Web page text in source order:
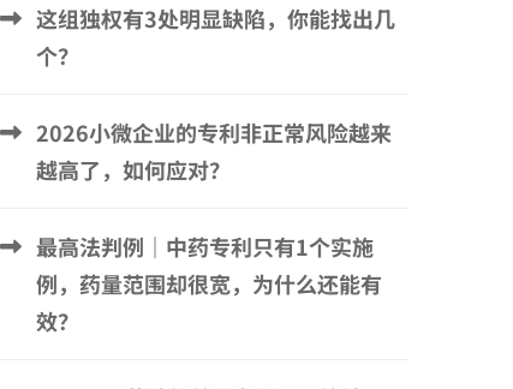
这组独权有3处明显缺陷，你能找出几
个？
2026小微企业的专利非正常风险越来
越高了，如何应对？
最高法判例｜中药专利只有1个实施
例，药量范围却很宽，为什么还能有
效？